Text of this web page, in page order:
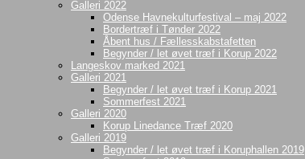
Galleri 2022
Odense Havnekulturfestival – maj 2022
Bordertræf i Tønder 2022
Åbent hus / Fællesskabstafetten
Begynder / let øvet træf i Korup 2022
Langeskov marked 2021
Galleri 2021
Begynder / let øvet træf i Korup 2021
Sommerfest 2021
Galleri 2020
Korup Linedance Træf 2020
Galleri 2019
Begynder / let øvet træf i Koruphallen 2019